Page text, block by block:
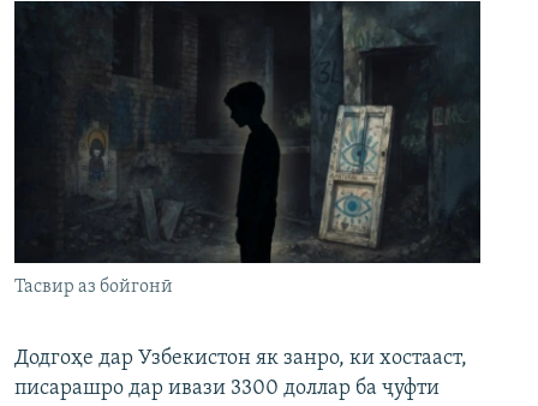
Тасвир аз бойгонӣ
Додгоҳе дар Узбекистон як занро, ки хостааст,
писарашро дар ивази 3300 доллар ба ҷуфти